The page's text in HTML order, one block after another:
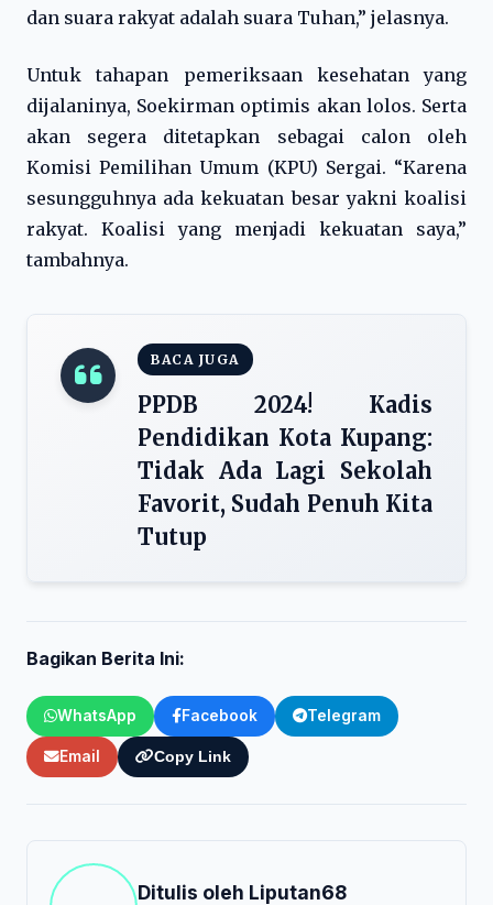
dan suara rakyat adalah suara Tuhan,” jelasnya.
Untuk tahapan pemeriksaan kesehatan yang
dijalaninya, Soekirman optimis akan lolos. Serta
akan segera ditetapkan sebagai calon oleh
Komisi Pemilihan Umum (KPU) Sergai. “Karena
sesungguhnya ada kekuatan besar yakni koalisi
rakyat. Koalisi yang menjadi kekuatan saya,”
tambahnya.
BACA JUGA
PPDB 2024! Kadis
Pendidikan Kota Kupang:
Tidak Ada Lagi Sekolah
Favorit, Sudah Penuh Kita
Tutup
Bagikan Berita Ini:
WhatsApp Facebook Telegram
Email Copy Link
Ditulis oleh Liputan68